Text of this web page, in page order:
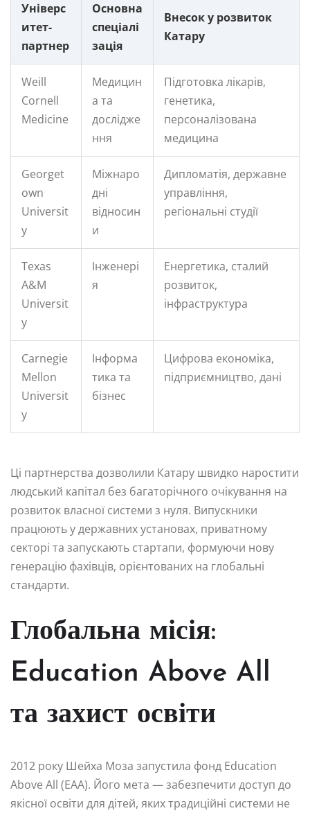
Універс
итет-
партнер
Основна
спеціалі
зація
Внесок у розвиток
Катару
Weill
Cornell
Medicine
Медицин
а та
дослідже
ння
Підготовка лікарів,
генетика,
персоналізована
медицина
Georget
own
Universit
y
Міжнаро
дні
відносин
и
Дипломатія, державне
управління,
регіональні студії
Texas
A&M
Universit
y
Інженері
я
Енергетика, сталий
розвиток,
інфраструктура
Carnegie
Mellon
Universit
y
Інформа
тика та
бізнес
Цифрова економіка,
підприємництво, дані
Ці партнерства дозволили Катару швидко наростити
людський капітал без багаторічного очікування на
розвиток власної системи з нуля. Випускники
працюють у державних установах, приватному
секторі та запускають стартапи, формуючи нову
генерацію фахівців, орієнтованих на глобальні
стандарти.
Глобальна місія:
Education Above All
та захист освіти
2012 року Шейха Моза запустила фонд Education
Above All (EAA). Його мета — забезпечити доступ до
якісної освіти для дітей, яких традиційні системи не